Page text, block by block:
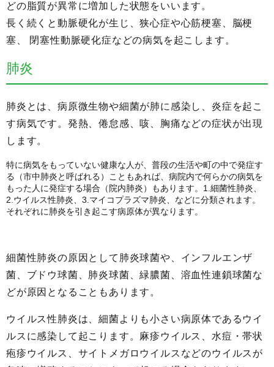
どの脂質が異常に増加した状態をいいます。
長く続くと動脈硬化が生じ、狭心症や心筋梗塞、脳梗
塞、 閉塞性動脈硬化症などの病気を起こします。
肺炎
肺炎とは、病原微生物や細菌が肺に感染し、炎症を起こ
す病気です。発熱、倦怠感、咳、胸痛などの症状が出現
します。
特に病気をもっていない健康な人が、普段の生活や町の中で発症す
る（市中肺炎と呼ばれる）こともあれば、病院内で何らかの病気を
もった人に発症する場合（院内肺炎）もあります。1.細菌性肺炎、
2.ウイルス性肺炎、3.マイコプラズマ肺炎、などに分類されます。
それぞれに肺炎を引き起こす病原体が異なります。
細菌性肺炎の原因として肺炎球菌や、インフルエンザ
菌、ブドウ球菌、肺炎球菌、緑膿菌、溶血性連鎖球菌な
どが原因となることもあります。
ウイルス性肺炎は、細菌よりも小さい病原体であるウイ
ルスに感染して起こります。麻疹ウイルス、水痘・帯状
疱疹ウイルス、サイトメガロウイルスなどのウイルスが